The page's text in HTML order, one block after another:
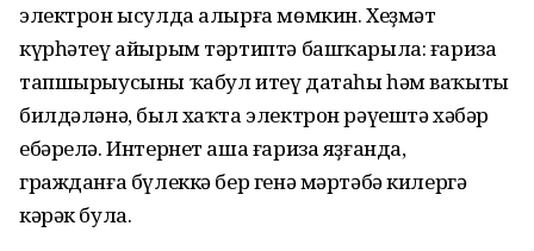
электрон ысулда алырға мөмкин. Хеҙмәт
күрһәтеү айырым тәртиптә башҡарыла: ғариза
тапшырыусыны ҡабул итеү датаһы һәм ваҡыты
билдәләнә, был хаҡта электрон рәүештә хәбәр
ебәрелә. Интернет аша ғариза яҙғанда,
гражданға бүлеккә бер генә мәртәбә килергә
кәрәк була.